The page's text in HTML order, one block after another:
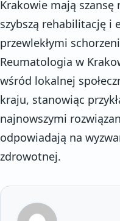
Krakowie mają szansę
szybszą rehabilitację i
przewlekłymi
Reumatologia w
wśród lokalnej
kraju, stanowiąc
najnowszymi
odpowiadają na
zdrowotnej.